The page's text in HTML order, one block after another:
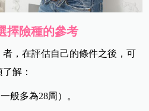
擇險種的參考
，在評估自己的條件之後，可
解：
般多為28周）。